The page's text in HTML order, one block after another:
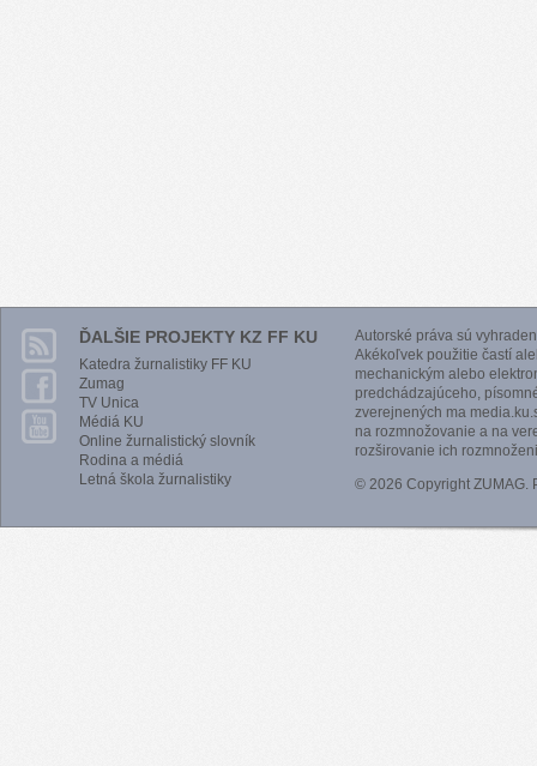
ĎALŠIE PROJEKTY KZ FF KU
Katedra žurnalistiky FF KU
Zumag
TV Unica
Médiá KU
Online žurnalistický slovník
Rodina a médiá
Letná škola žurnalistiky
Autorské práva sú
Akékoľvek použitie častí
mechanickým alebo
predchádzajúceho,
zverejnených ma
na rozmnožovanie a na
rozširovanie ich
© 2026 Copyright ZUMAG.